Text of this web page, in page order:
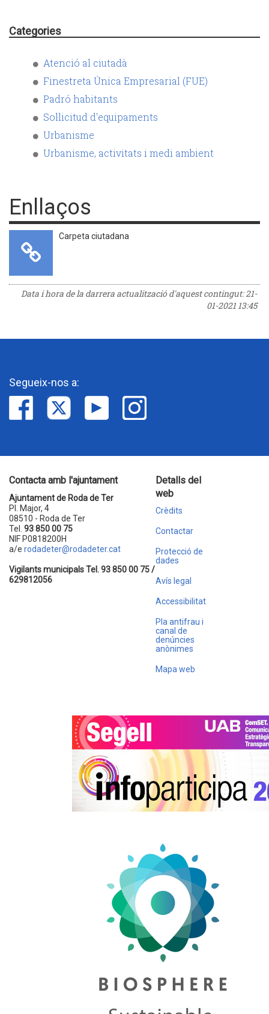
Categories
Atenció al ciutadà
Finestreta Única Empresarial (FUE)
Padró habitants
Sol·licitud d'equipaments
Urbanisme
Urbanisme, activitats i medi ambient
Enllaços
Carpeta ciutadana
Data i hora de la darrera actualització d'aquest contingut:21-
01-2021 13:45
Segueix-nos a:
Contacta amb l'ajuntament
Ajuntament de Roda de Ter
Pl. Major, 4
08510 - Roda de Ter
Tel. 93 850 00 75
NIF P0818200H
a/e rodadeter@rodadeter.cat
Vigilants municipals Tel. 93 850 00 75 /
629812056
Detalls del
web
Crèdits
Contactar
Protecció de
dades
Avís legal
Accessibilitat
Pla antifrau i
canal de
denúncies
anònimes
Mapa web